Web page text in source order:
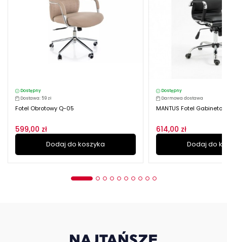
Dostępny
Dostawa: 59 zł
Fotel Obrotowy Q-05
599,00 zł
Dodaj do koszyka
Dostępny
Darmowa dostawa
MANTUS Fotel
614,00 zł
Dodaj do